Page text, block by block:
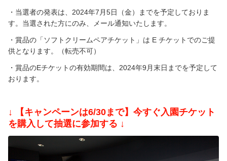
・当選者の発表は、2024年7月5日（金）までを予定しておりま
す。当選された方にのみ、メール通知いたします。
・賞品の「ソフトクリームペアチケット」は E チケットでのご提
供となります。（転売不可）
・賞品のEチケットの有効期間は、2024年9月末日までを予定して
おります。
↓ 【キャンペーンは6/30まで】今すぐ入園チケット
を購入して抽選に参加する ↓